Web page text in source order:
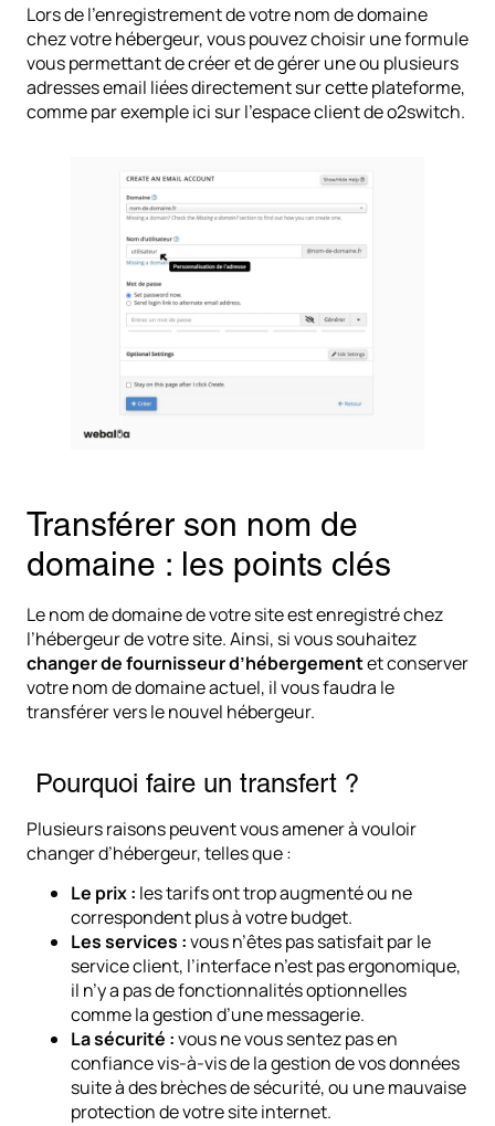
Lors de l’enregistrement de votre nom de domaine
chez votre hébergeur, vous pouvez choisir une formule
vous permettant de créer et de gérer une ou plusieurs
adresses email liées directement sur cette plateforme,
comme par exemple ici sur l’espace client de o2switch.
Transférer son nom de
domaine : les points clés
Le nom de domaine de votre site est enregistré chez
l’hébergeur de votre site. Ainsi, si vous souhaitez
changer de fournisseur d’hébergementet conserver
votre nom de domaine actuel, il vous faudra le
transférer vers le nouvel hébergeur.
Pourquoi faire un transfert ?
Plusieurs raisons peuvent vous amener à vouloir
changer d’hébergeur, telles que :
Le prix : les tarifs ont trop augmenté ou ne
correspondent plus à votre budget.
Les services :vous n’êtes pas satisfait par le
service client, l’interface n’est pas ergonomique,
il n’y a pas de fonctionnalités optionnelles
comme la gestion d’une messagerie.
La sécurité :vous ne vous sentez pas en
confiance vis-à-vis de la gestion de vos données
suite à des brèches de sécurité, ou une mauvaise
protection de votre site internet.